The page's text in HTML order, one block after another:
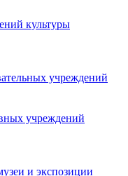
культуры
учреждений
учреждений
и экспозиции